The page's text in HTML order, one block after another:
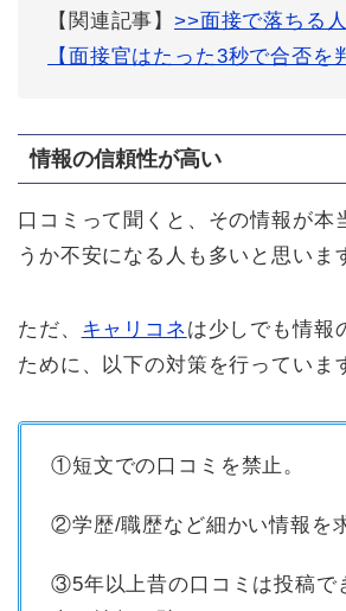
【関連記事】>>面接で落ちる
【面接官はたった3秒で合否を
情報の信頼性が高い
口コミって聞くと、その情報が本
うか不安になる人も多いと思いま
ただ、 キャリコネは少しでも情報
ために、以下の対策を行っていま
①短文での口コミを禁止。
②学歴/職歴など細かい情報を
③5年以上昔の口コミは投稿で